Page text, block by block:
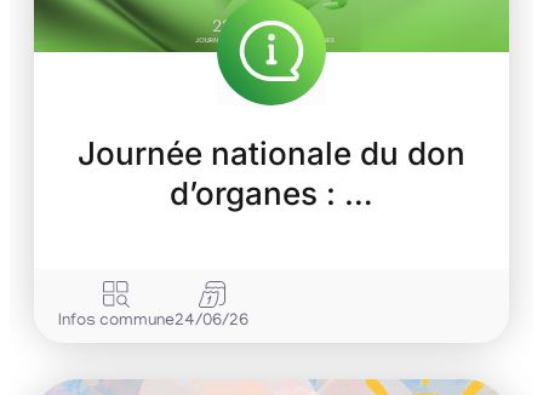
Journée nationale du don
d’organes : …
Infos commune24/06/26